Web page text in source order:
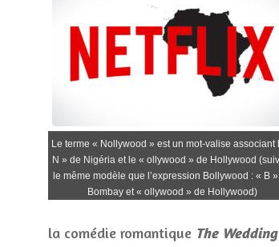
Le terme « Nollywood » est un mot-valise associant
N » de Nigéria et le « ollywood » de Hollywood
le même modèle que l’expression Bollywood : « B
Bombay et « ollywood » de Hollywood)
la comédie romantique The